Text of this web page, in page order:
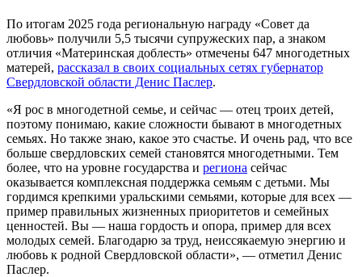
По итогам 2025 года региональную награду «Совет да
любовь» получили 5,5 тысячи супружеских пар, а знаком
отличия «Материнская доблесть» отмечены 647 многодетных
матерей, рассказал в своих социальных сетях губернатор
Свердловской области Денис Паслер.
«Я рос в многодетной семье, и сейчас — отец троих детей,
поэтому понимаю, какие сложности бывают в многодетных
семьях. Но также знаю, какое это счастье. И очень рад, что все
больше свердловских семей становятся многодетными. Тем
более, что на уровне государства и региона сейчас
оказывается комплексная поддержка семьям с детьми. Мы
гордимся крепкими уральскими семьями, которые для всех —
пример правильных жизненных приоритетов и семейных
ценностей. Вы — наша гордость и опора, пример для всех
молодых семей. Благодарю за труд, неиссякаемую энергию и
любовь к родной Свердловской области», — отметил Денис
Паслер.